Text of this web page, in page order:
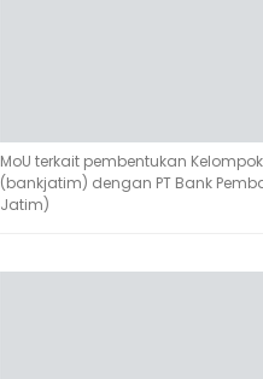
MoU terkait pembentukan
(bankjatim) dengan PT Bank
Jatim)